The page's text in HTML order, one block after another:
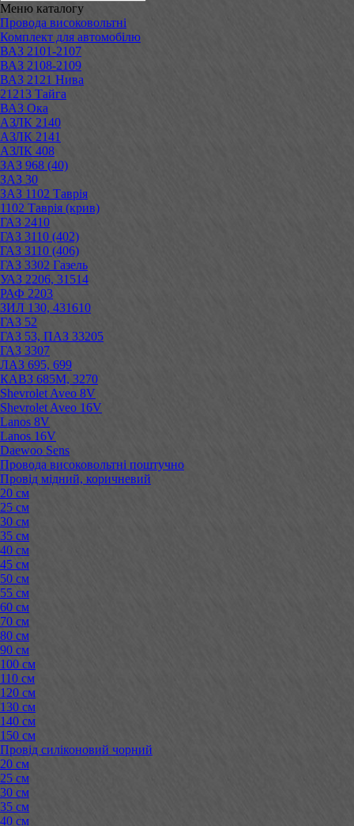
Меню каталогу
Провода високовольтні
Комплект для автомобілю
ВАЗ 2101-2107
ВАЗ 2108-2109
ВАЗ 2121 Нива
21213 Тайга
ВАЗ Ока
АЗЛК 2140
АЗЛК 2141
АЗЛК 408
ЗАЗ 968 (40)
ЗАЗ 30
ЗАЗ 1102 Таврія
1102 Таврія (крив)
ГАЗ 2410
ГАЗ 3110 (402)
ГАЗ 3110 (406)
ГАЗ 3302 Газель
УАЗ 2206, 31514
РАФ 2203
ЗИЛ 130, 431610
ГАЗ 52
ГАЗ 53, ПАЗ 33205
ГАЗ 3307
ЛАЗ 695, 699
КАВЗ 685М, 3270
Shevrolet Aveo 8V
Shevrolet Aveo 16V
Lanos 8V
Lanos 16V
Daewoo Sens
Провода високовольтні поштучно
Провід мідний, коричневий
20 см
25 см
30 см
35 см
40 см
45 см
50 см
55 см
60 см
70 см
80 см
90 см
100 см
110 см
120 см
130 см
140 см
150 см
Провід силіконовий чорний
20 см
25 см
30 см
35 см
40 см